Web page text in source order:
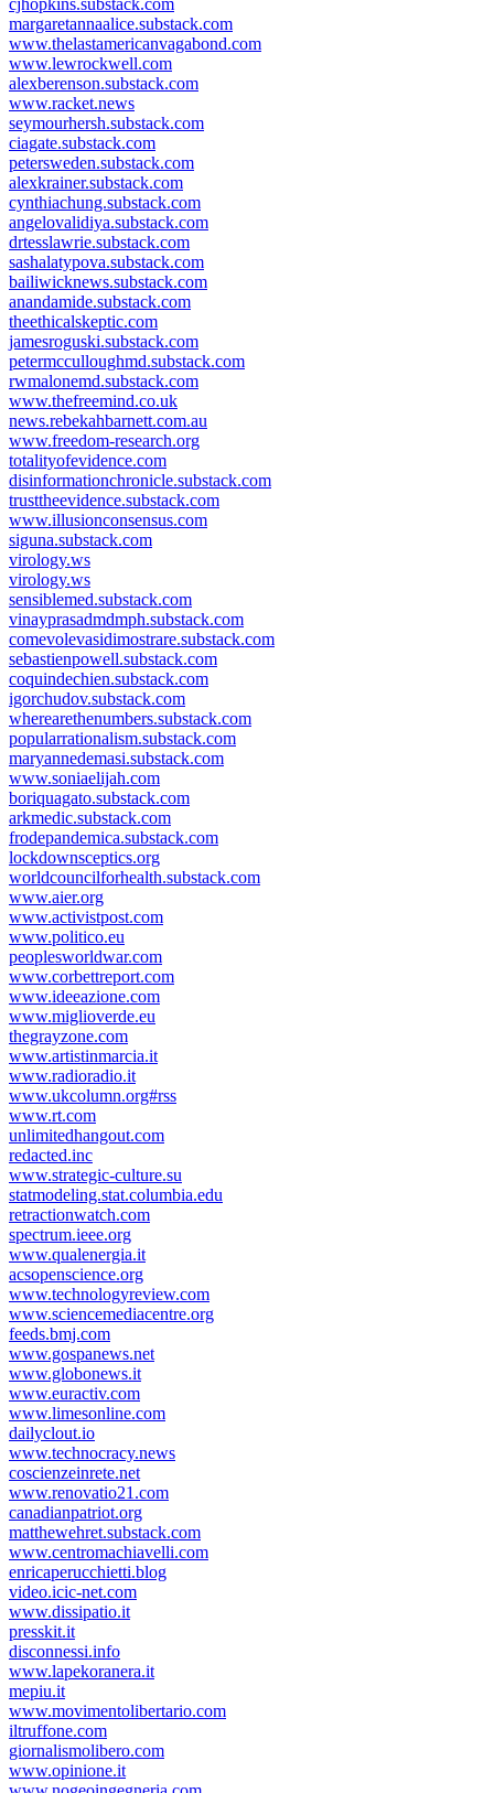
cjhopkins.substack.com
margaretannaalice.substack.com
www.thelastamericanvagabond.com
www.lewrockwell.com
alexberenson.substack.com
www.racket.news
seymourhersh.substack.com
ciagate.substack.com
petersweden.substack.com
alexkrainer.substack.com
cynthiachung.substack.com
angelovalidiya.substack.com
drtesslawrie.substack.com
sashalatypova.substack.com
bailiwicknews.substack.com
anandamide.substack.com
theethicalskeptic.com
jamesroguski.substack.com
petermcculloughmd.substack.com
rwmalonemd.substack.com
www.thefreemind.co.uk
news.rebekahbarnett.com.au
www.freedom-research.org
totalityofevidence.com
disinformationchronicle.substack.com
trusttheevidence.substack.com
www.illusionconsensus.com
siguna.substack.com
virology.ws
virology.ws
sensiblemed.substack.com
vinayprasadmdmph.substack.com
comevolevasidimostrare.substack.com
sebastienpowell.substack.com
coquindechien.substack.com
igorchudov.substack.com
wherearethenumbers.substack.com
popularrationalism.substack.com
maryannedemasi.substack.com
www.soniaelijah.com
boriquagato.substack.com
arkmedic.substack.com
frodepandemica.substack.com
lockdownsceptics.org
worldcouncilforhealth.substack.com
www.aier.org
www.activistpost.com
www.politico.eu
peoplesworldwar.com
www.corbettreport.com
www.ideeazione.com
www.miglioverde.eu
thegrayzone.com
www.artistinmarcia.it
www.radioradio.it
www.ukcolumn.org#rss
www.rt.com
unlimitedhangout.com
redacted.inc
www.strategic-culture.su
statmodeling.stat.columbia.edu
retractionwatch.com
spectrum.ieee.org
www.qualenergia.it
acsopenscience.org
www.technologyreview.com
www.sciencemediacentre.org
feeds.bmj.com
www.gospanews.net
www.globonews.it
www.euractiv.com
www.limesonline.com
dailyclout.io
www.technocracy.news
coscienzeinrete.net
www.renovatio21.com
canadianpatriot.org
matthewehret.substack.com
www.centromachiavelli.com
enricaperucchietti.blog
video.icic-net.com
www.dissipatio.it
presskit.it
disconnessi.info
www.lapekoranera.it
mepiu.it
www.movimentolibertario.com
iltruffone.com
giornalismolibero.com
www.opinione.it